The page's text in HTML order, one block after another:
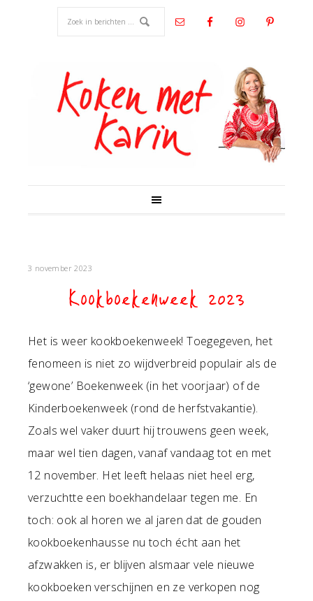
3 november 2023
Kookboekenweek 2023
Het is weer kookboekenweek! Toegegeven, het
fenomeen is niet zo wijdverbreid populair als de
‘gewone’ Boekenweek (in het voorjaar) of de
Kinderboekenweek (rond de herfstvakantie).
Zoals wel vaker duurt hij trouwens geen week,
maar wel tien dagen, vanaf vandaag tot en met
12 november. Het leeft helaas niet heel erg,
verzuchtte een boekhandelaar tegen me. En
toch: ook al horen we al jaren dat de gouden
kookboekenhausse nu toch écht aan het
afzwakken is, er blijven alsmaar vele nieuwe
kookboeken verschijnen en ze verkopen nog